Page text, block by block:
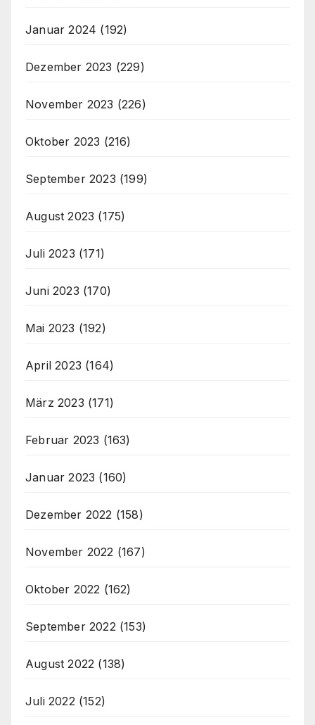
Januar 2024 (192)
Dezember 2023 (229)
November 2023 (226)
Oktober 2023 (216)
September 2023 (199)
August 2023 (175)
Juli 2023 (171)
Juni 2023 (170)
Mai 2023 (192)
April 2023 (164)
März 2023 (171)
Februar 2023 (163)
Januar 2023 (160)
Dezember 2022 (158)
November 2022 (167)
Oktober 2022 (162)
September 2022 (153)
August 2022 (138)
Juli 2022 (152)